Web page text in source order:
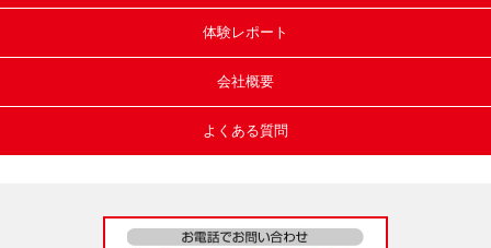
体験レポート
会社概要
よくある質問